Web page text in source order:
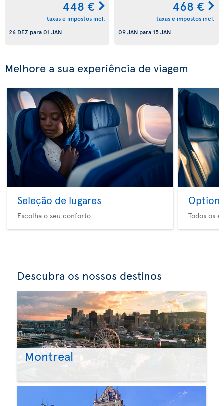
448 €
taxas e impostos incl.
26 DEZ para01 JAN
468 €
taxas e impostos incl.
09 JAN para 15 JAN
Melhore a sua experiência de viagem
Seleção de lugares
Escolha o seu conforto
Option
Todos os
Descubra os nossos destinos
Montreal